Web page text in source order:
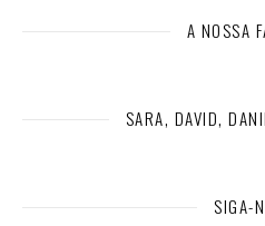
A NOSSA
SARA, DAVID,
SIGA-